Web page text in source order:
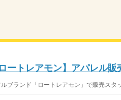
ートレアモン】アパレル
ブランド「ロートレアモン」で販売ス